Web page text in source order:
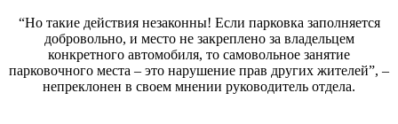
“Но такие действия незаконны! Если парковка заполняется
добровольно, и место не закреплено за владельцем
конкретного автомобиля, то самовольное занятие
парковочного места – это нарушение прав других жителей”, –
непреклонен в своем мнении руководитель отдела.